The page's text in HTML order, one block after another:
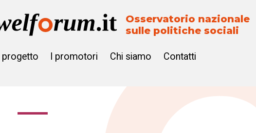
Osservatorio nazionale
sulle politiche sociali
Il progetto I promotori Chi siamo Contatti